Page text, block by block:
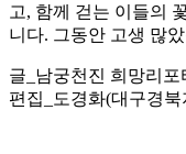
고, 함께 걷는 이들의
니다. 그동안 고생 많
글_남궁천진 희망리
편집_도경화(대구경